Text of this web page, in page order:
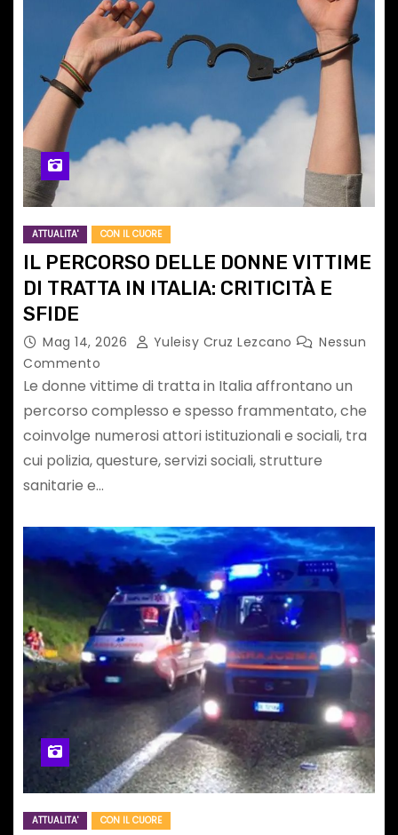
ATTUALITA' CON IL CUORE
IL PERCORSO DELLE DONNE VITTIME
DI TRATTA IN ITALIA: CRITICITÀ E
SFIDE
Mag 14, 2026 Yuleisy Cruz Lezcano
Nessun
Commento
Le donne vittime di tratta in Italia affrontano un
percorso complesso e spesso frammentato, che
coinvolge numerosi attori istituzionali e sociali, tra
cui polizia, questure, servizi sociali, strutture
sanitarie e…
ATTUALITA' CON IL CUORE